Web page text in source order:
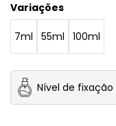
Variações
7ml 55ml 100ml
Nível de fixação